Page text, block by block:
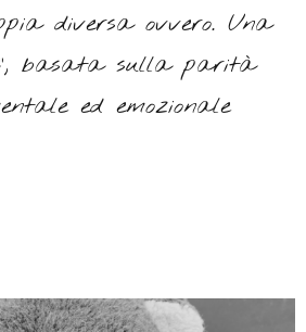
diversa ovvero. Una
basata sulla parità
ed emozionale